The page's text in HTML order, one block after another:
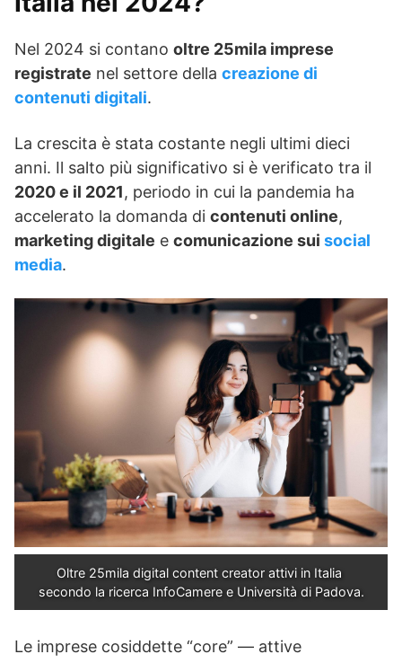
Nel 2024 si contano oltre 25mila imprese
registrate nel settore della creazione di
contenuti digitali.
La crescita è stata costante negli ultimi dieci
anni. Il salto più significativo si è verificato tra il
2020 e il 2021, periodo in cui la pandemia ha
accelerato la domanda di contenuti online,
marketing digitale e comunicazione sui social
media.
Oltre 25mila digital content creator attivi in Italia
secondo la ricerca InfoCamere e Università di Padova.
Le imprese cosiddette “core” — attive